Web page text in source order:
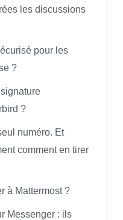
les discussions
pour les
?
?
numéro. Et
comment en tirer
à Mattermost ?
Messenger : ils